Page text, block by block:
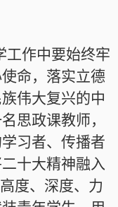
工作中要始终牢
命，落实立德
伟大复兴的中
思政课教师，
习者、传播者
十大精神融入
度、深度、力